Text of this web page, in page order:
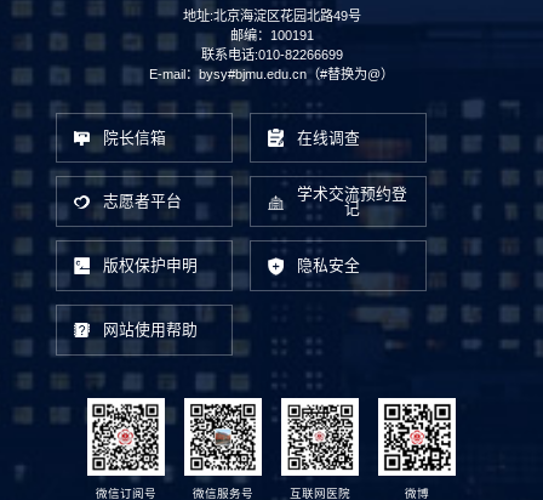
地址:北京海淀区花园北路49号
邮编：100191
联系电话:010-82266699
E-mail：bysy#bjmu.edu.cn（#替换为@）
院长信箱 在线调查
志愿者平台
学术交流预约登
记
版权保护申明 隐私安全
网站使用帮助
微信订阅号 微信服务号 互联网医院 微博